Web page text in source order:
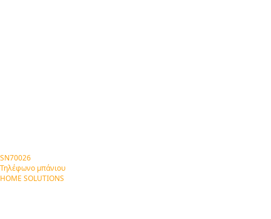
SN70026
Τηλέφωνο μπάνιου
HOME SOLUTIONS